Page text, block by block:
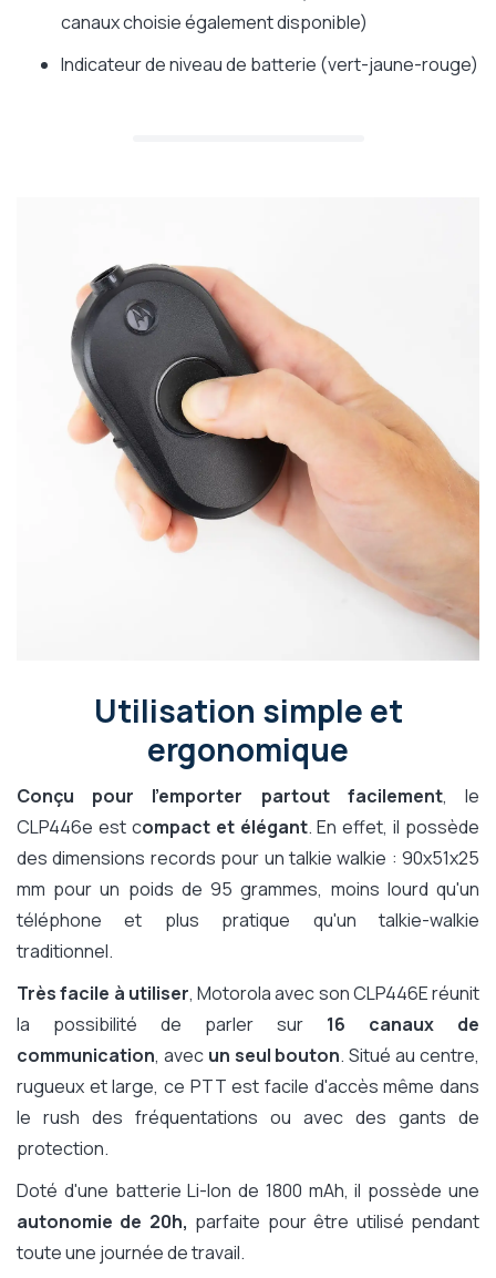
canaux choisie également disponible)
Indicateur de niveau de batterie (vert-jaune-rouge)
Utilisation simple et
ergonomique
Conçu pour l'emporter partout facilement, le
CLP446e est compact et élégant. En effet, il possède
des dimensions records pour un talkie walkie : 90x51x25
mm pour un poids de 95 grammes, moins lourd qu'un
téléphone et plus pratique qu'un talkie-walkie
traditionnel.
Très facile à utiliser, Motorola avec son CLP446E réunit
la possibilité de parler sur 16 canaux de
communication, avecun seul bouton. Situé au centre,
rugueux et large, ce PTT est facile d'accès même dans
le rush des fréquentations ou avec des gants de
protection.
Doté d'une batterie Li-Ion de 1800 mAh, il possède une
autonomie de 20h, parfaite pour être utilisé pendant
toute une journée de travail.